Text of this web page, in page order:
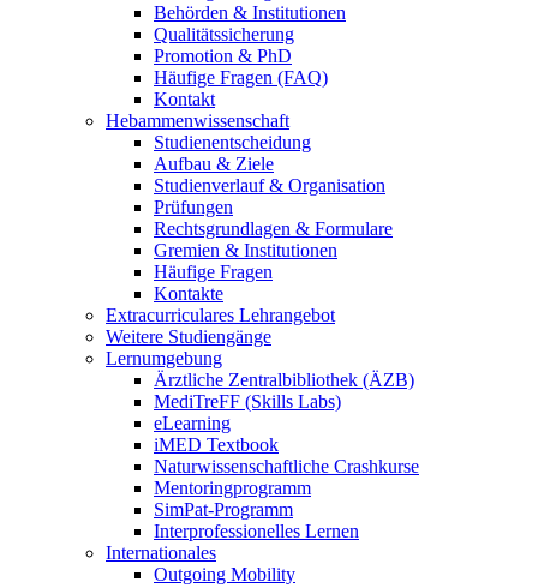
Behörden & Institutionen
Qualitätssicherung
Promotion & PhD
Häufige Fragen (FAQ)
Kontakt
Hebammenwissenschaft
Studienentscheidung
Aufbau & Ziele
Studienverlauf & Organisation
Prüfungen
Rechtsgrundlagen & Formulare
Gremien & Institutionen
Häufige Fragen
Kontakte
Extracurriculares Lehrangebot
Weitere Studiengänge
Lernumgebung
Ärztliche Zentralbibliothek (ÄZB)
MediTreFF (Skills Labs)
eLearning
iMED Textbook
Naturwissenschaftliche Crashkurse
Mentoringprogramm
SimPat-Programm
Interprofessionelles Lernen
Internationales
Outgoing Mobility